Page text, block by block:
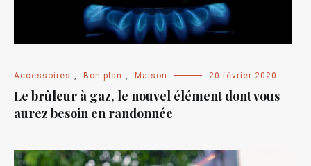
Accessoires Bon plan Maison 20 février 2020
Le brûleur à gaz, le nouvel élément dont vous
aurez besoin en randonnée